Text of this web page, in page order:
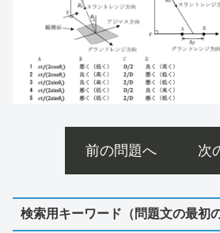
前の問題へ 次
検索用キーワード（問題文の最初